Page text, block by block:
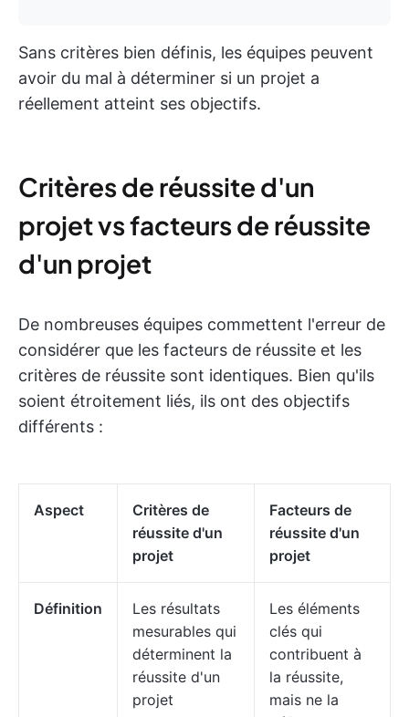
Sans critères bien définis, les équipes peuvent
avoir du mal à déterminer si un projet a
réellement atteint ses objectifs.
Critères de réussite d'un
projet vs facteurs de réussite
d'un projet
De nombreuses équipes commettent l'erreur de
considérer que les facteurs de réussite et les
critères de réussite sont identiques. Bien qu'ils
soient étroitement liés, ils ont des objectifs
différents :
Aspect
Critères de
réussite d'un
projet
Facteurs de
réussite d'un
projet
Définition
Les résultats
mesurables qui
déterminent la
réussite d'un
projet
Les éléments
clés qui
contribuent à
la réussite,
mais ne la